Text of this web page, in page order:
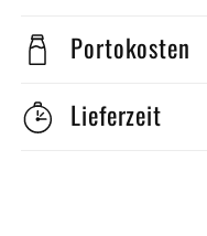
Portokosten
Lieferzeit